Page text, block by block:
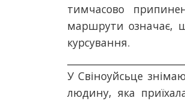
тимчасово
маршрути означає,
курсування.
У Свіноуйсьце
людину, яка